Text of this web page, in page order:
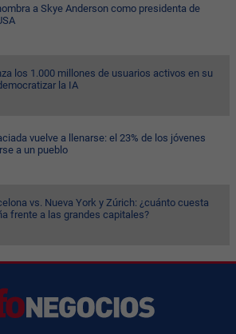
a Skye Anderson como presidenta de
los 1.000 millones de usuarios activos en su
la IA
vuelve a llenarse: el 23% de los jóvenes
a un pueblo
vs. Nueva York y Zúrich: ¿cuánto cuesta
frente a las grandes capitales?